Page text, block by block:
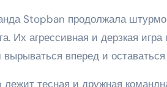
Stopban продолжала
Их агрессивная и дерзкая игра
вперед и
тесная и дружная